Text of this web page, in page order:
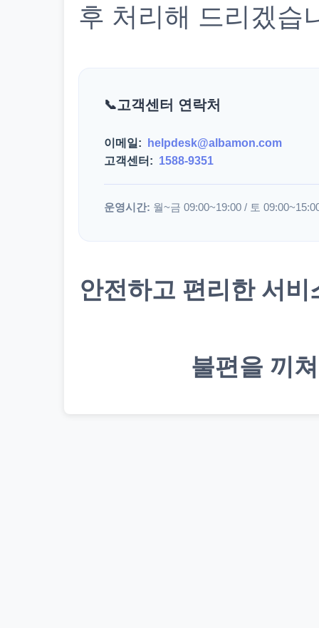
후 처리해 드리겠습
고객센터 연락처
이메일:
helpdesk@albamon.com
고객센터: 1588-9351
운영시간: 월~금 09:00~19:00 / 토
안전하고 편리한 서
불편을 끼